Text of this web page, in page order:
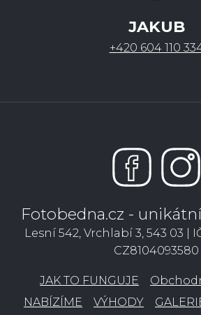
JAKUB
+420 604 110
Fotobedna.cz -
Lesní 542, Vrchlabí 3, 543 03 |
CZ8104093580
JAK TO FUNGUJE
NABÍZÍME
VÝHODY